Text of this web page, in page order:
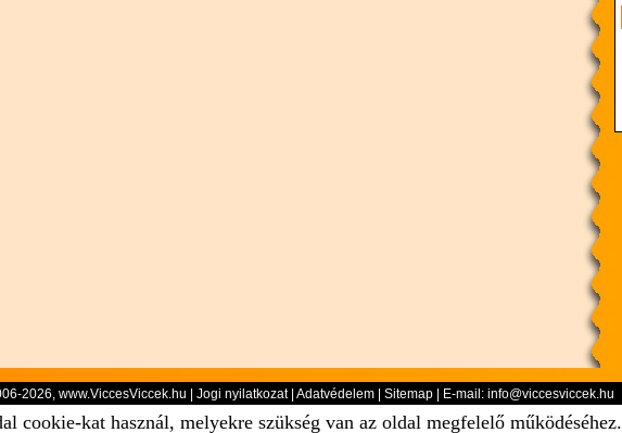
2026, www.ViccesViccek.hu | Jogi nyilatkozat| Adatvédelem Sitemap | E-mail: info@viccesviccek.hu
cookie-kat használ, melyekre szükség van az oldal megfelelő működéséhez.